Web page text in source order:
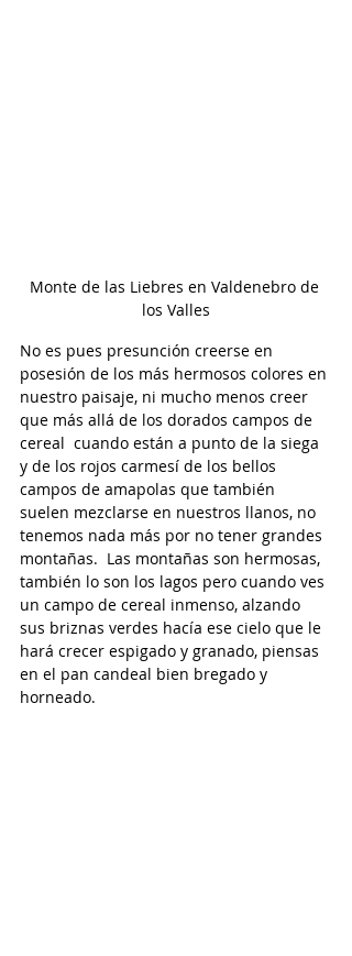
Monte de las Liebres en Valdenebro de
los Valles
No es pues presunción creerse en
posesión de los más hermosos colores en
nuestro paisaje, ni mucho menos creer
que más allá de los dorados campos de
cereal  cuando están a punto de la siega
y de los rojos carmesí de los bellos
campos de amapolas que también
suelen mezclarse en nuestros llanos, no
tenemos nada más por no tener grandes
montañas.  Las montañas son hermosas,
también lo son los lagos pero cuando ves
un campo de cereal inmenso, alzando
sus briznas verdes hacía ese cielo que le
hará crecer espigado y granado, piensas
en el pan candeal bien bregado y
horneado.